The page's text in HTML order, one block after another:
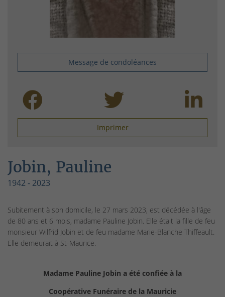
Message de condoléances
Imprimer
Jobin, Pauline
1942 - 2023
Subitement à son domicile, le 27 mars 2023, est décédée à l'âge
de 80 ans et 6 mois, madame Pauline Jobin. Elle était la fille de feu
monsieur Wilfrid Jobin et de feu madame Marie-Blanche Thiffeault.
Elle demeurait à St-Maurice.
Madame Pauline Jobin a été confiée à la
Coopérative Funéraire de la Mauricie